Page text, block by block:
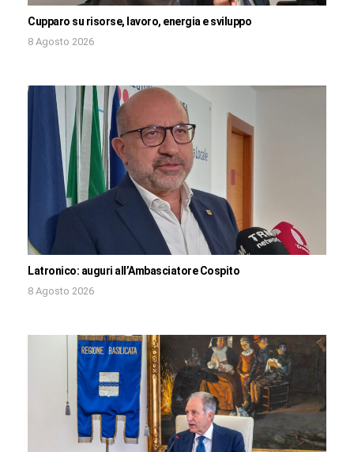
Cupparo su risorse, lavoro, energia e sviluppo
8 Agosto 2026
Latronico: auguri all’Ambasciatore Cospito
8 Agosto 2026